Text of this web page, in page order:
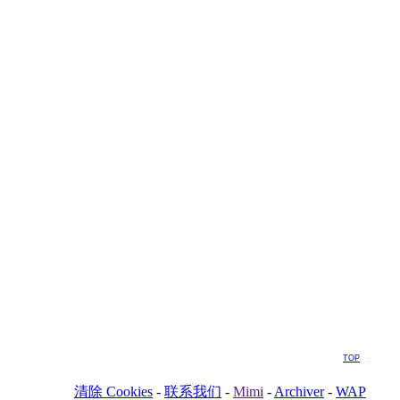
TOP
清除 Cookies - 联系我们 - Mimi - Archiver- WAP